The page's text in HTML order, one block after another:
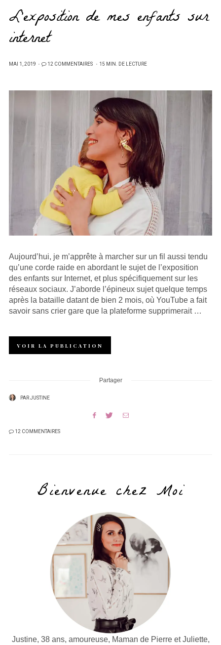
L’exposition de mes enfants sur
internet
PUBLIÉ
MAI 1, 2019 12 COMMENTAIRES 15 MIN. DE LECTURE
Aujourd’hui, je m’apprête à marcher sur un fil aussi tendu
qu’une corde raide en abordant le sujet de l’exposition
des enfants sur Internet, et plus spécifiquement sur les
réseaux sociaux. J’aborde l’épineux sujet quelque temps
après la bataille datant de bien 2 mois, où YouTube a fait
savoir sans crier gare que la plateforme supprimerait …
VOIR LA PUBLICATION
Partager
PARJUSTINE
12 COMMENTAIRES
Bienvenue chez Moi
Justine, 38 ans, amoureuse, Maman de Pierre et Juliette,